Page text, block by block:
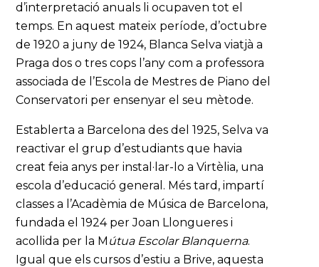
d’interpretació anuals li ocupaven tot el
temps. En aquest mateix període, d’octubre
de 1920 a juny de 1924, Blanca Selva viatjà a
Praga dos o tres cops l’any com a professora
associada de l’Escola de Mestres de Piano del
Conservatori per ensenyar el seu mètode.
Establerta a Barcelona des del 1925, Selva va
reactivar el grup d’estudiants que havia
creat feia anys per instal·lar-lo a Virtèlia, una
escola d’educació general. Més tard, impartí
classes a l’Acadèmia de Música de Barcelona,
fundada el 1924 per Joan Llongueres i
acollida per la M útua Escolar Blanquerna.
Igual que els cursos d’estiu a Brive, aquesta